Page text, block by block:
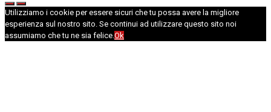
Utilizziamo i cookie per essere sicuri che tu possa avere la migliore
esperienza sul nostro sito. Se continui ad utilizzare questo sito noi
assumiamo che tu ne sia felice.Ok